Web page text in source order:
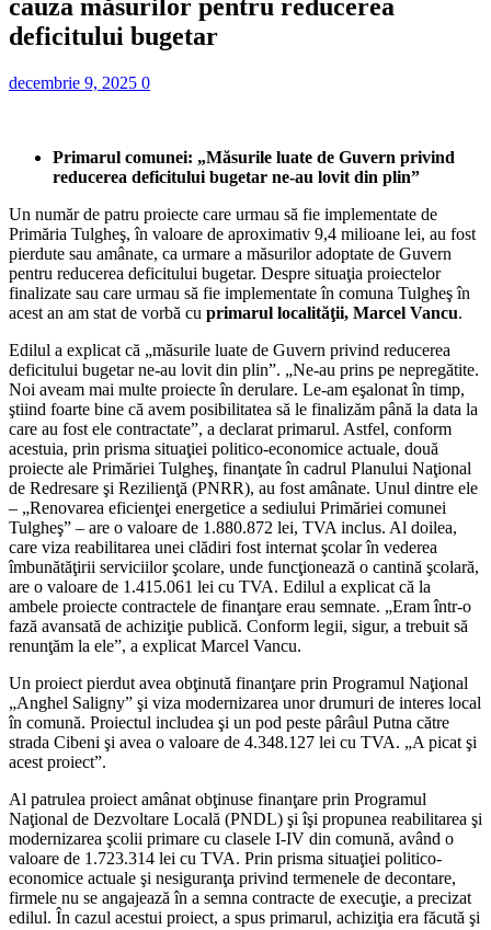
cauza măsurilor pentru reducerea
deficitului bugetar
decembrie 9, 2025 0
Primarul comunei: „Măsurile luate de Guvern privind
reducerea deficitului bugetar ne-au lovit din plin”
Un număr de patru proiecte care urmau să fie implementate de
Primăria Tulgheş, în valoare de aproximativ 9,4 milioane lei, au fost
pierdute sau amânate, ca urmare a măsurilor adoptate de Guvern
pentru reducerea deficitului bugetar. Despre situaţia proiectelor
finalizate sau care urmau să fie implementate în comuna Tulgheş în
acest an am stat de vorbă cu primarul localităţii, Marcel Vancu.
Edilul a explicat că „măsurile luate de Guvern privind reducerea
deficitului bugetar ne-au lovit din plin”. „Ne-au prins pe nepregătite.
Noi aveam mai multe proiecte în derulare. Le-am eşalonat în timp,
ştiind foarte bine că avem posibilitatea să le finalizăm până la data la
care au fost ele contractate”, a declarat primarul. Astfel, conform
acestuia, prin prisma situaţiei politico-economice actuale, două
proiecte ale Primăriei Tulgheş, finanţate în cadrul Planului Naţional
de Redresare şi Rezilienţă (PNRR), au fost amânate. Unul dintre ele
– „Renovarea eficienţei energetice a sediului Primăriei comunei
Tulgheş” – are o valoare de 1.880.872 lei, TVA inclus. Al doilea,
care viza reabilitarea unei clădiri fost internat şcolar în vederea
îmbunătăţirii serviciilor şcolare, unde funcţionează o cantină şcolară,
are o valoare de 1.415.061 lei cu TVA. Edilul a explicat că la
ambele proiecte contractele de finanţare erau semnate. „Eram într-o
fază avansată de achiziţie publică. Conform legii, sigur, a trebuit să
renunţăm la ele”, a explicat Marcel Vancu.
Un proiect pierdut avea obţinută finanţare prin Programul Naţional
„Anghel Saligny” şi viza modernizarea unor drumuri de interes local
în comună. Proiectul includea şi un pod peste pârâul Putna către
strada Cibeni şi avea o valoare de 4.348.127 lei cu TVA. „A picat şi
acest proiect”.
Al patrulea proiect amânat obţinuse finanţare prin Programul
Naţional de Dezvoltare Locală (PNDL) şi îşi propunea reabilitarea şi
modernizarea şcolii primare cu clasele I-IV din comună, având o
valoare de 1.723.314 lei cu TVA. Prin prisma situaţiei politico-
economice actuale şi nesiguranţa privind termenele de decontare,
firmele nu se angajează în a semna contracte de execuţie, a precizat
edilul. În cazul acestui proiect, a spus primarul, achiziţia era făcută şi